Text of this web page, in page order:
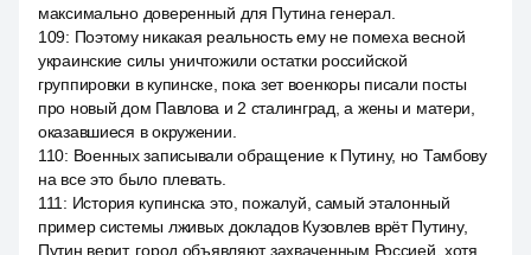
максимально доверенный для Путина генерал.
109: Поэтому никакая реальность ему не помеха весной
украинские силы уничтожили остатки российской
группировки в купинске, пока зет военкоры писали посты
про новый дом Павлова и 2 сталинград, а жены и матери,
оказавшиеся в окружении.
110: Военных записывали обращение к Путину, но Тамбову
на все это было плевать.
111 : История купинска это, пожалуй, самый эталонный
пример системы лживых докладов Кузовлев врёт Путину,
Путин верит, город объявляют захваченным Россией, хотя